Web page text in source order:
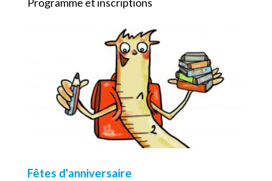
Fêtes d'anniversaire